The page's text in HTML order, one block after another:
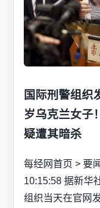
国际刑警组织
岁乌克兰女子
疑遭其暗杀
每经网首页 > 要
10:15:58 据新华
组织当天在官网